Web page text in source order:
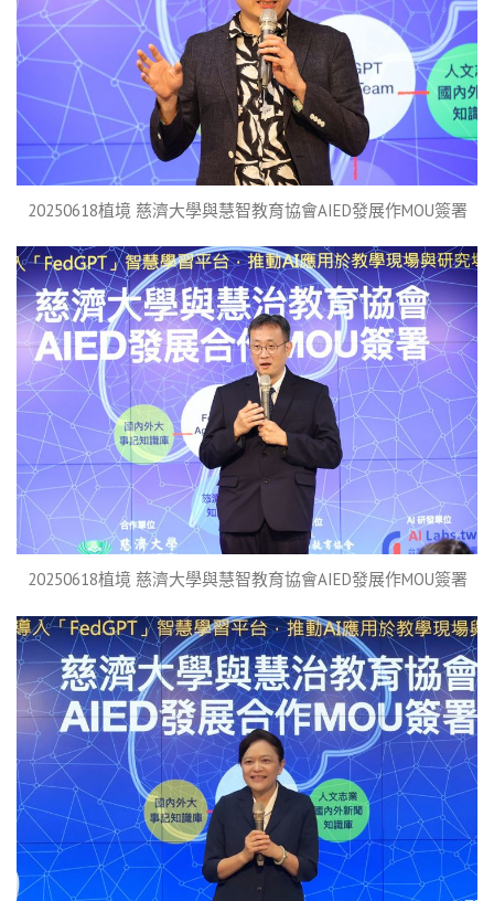
20250618植境 慈濟大學與慧智教育協會AIED發展作MOU簽署
20250618植境 慈濟大學與慧智教育協會AIED發展作MOU簽署